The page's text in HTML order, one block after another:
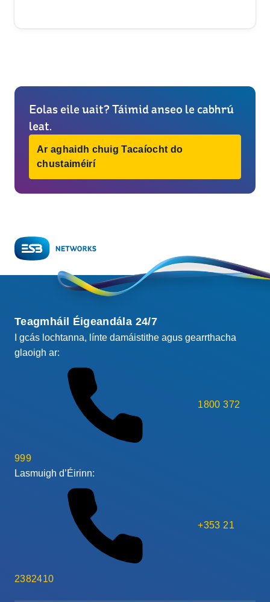
Eolas eile uait? Táimid anseo le cabhrú
leat.
Ar aghaidh chuig Tacaíocht do
chustaiméirí
Teagmháil Éigeandála 24/7
I gcás lochtanna, línte damáistithe agus gearrthacha
glaoigh ar:
1800 372
999
Lasmuigh d’Éirinn:
+353 21
2382410